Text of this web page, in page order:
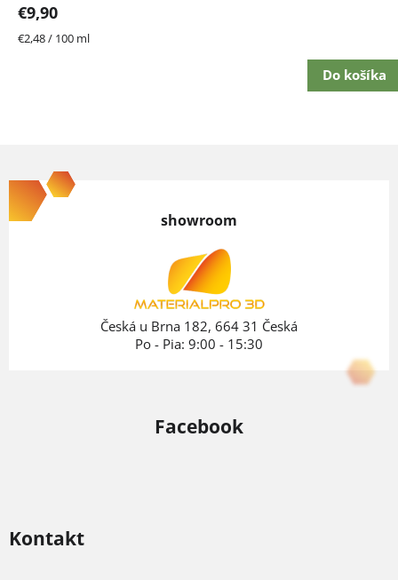
5
hviezdičiek.
€9,90
Jednotková
€2,48 / 100 ml
Do košíka
á
p
Kontakt
showroom
Česká u Brna 182, 664 31 Česká
Po - Pia: 9:00 - 15:30
Facebook